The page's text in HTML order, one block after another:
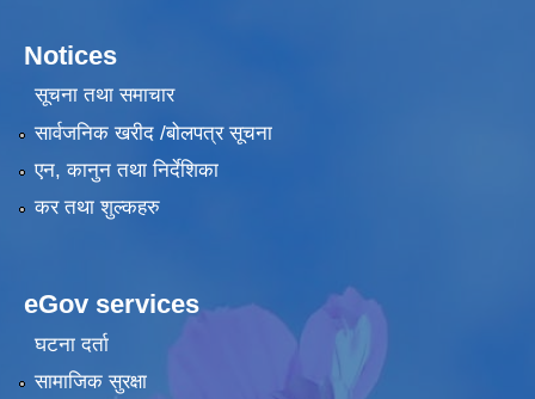
Notices
सूचना तथा समाचार
सार्वजनिक खरीद /बोलपत्र सूचना
एन, कानुन तथा निर्देशिका
कर तथा शुल्कहरु
eGov services
घटना दर्ता
सामाजिक सुरक्षा